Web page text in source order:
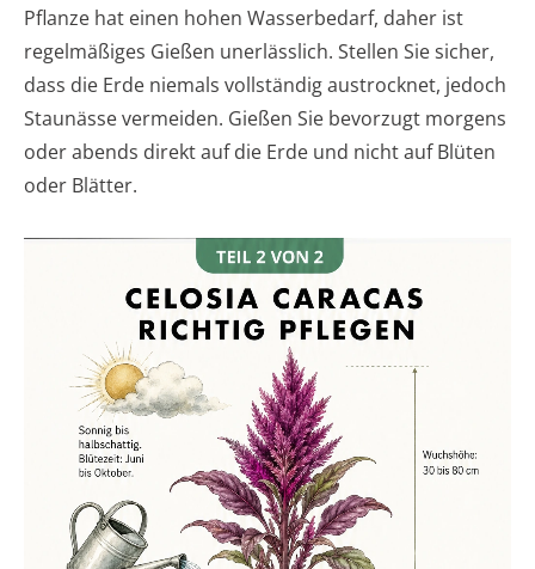
Pflanze hat einen hohen Wasserbedarf, daher ist
regelmäßiges Gießen unerlässlich. Stellen Sie sicher,
dass die Erde niemals vollständig austrocknet, jedoch
Staunässe vermeiden. Gießen Sie bevorzugt morgens
oder abends direkt auf die Erde und nicht auf Blüten
oder Blätter.